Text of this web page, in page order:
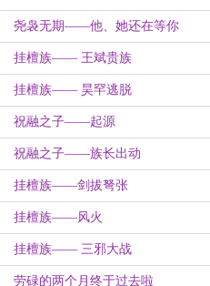
（卷终）
尧袅无期——他、她还在等你
挂檀族—— 王斌贵族
挂檀族—— 昊罕逃脱
祝融之子——起源
祝融之子——族长出动
挂檀族——剑拔弩张
挂檀族——风火
挂檀族—— 三邪大战
劳碌的两个月终于过去啦